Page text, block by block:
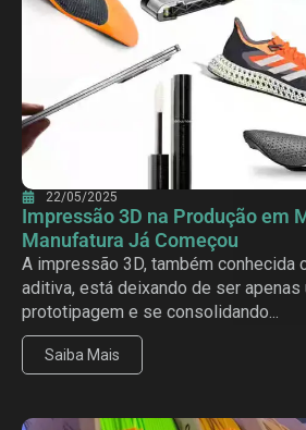
22/05/2025
Impressão 3D na Produção em
Manufatura Já Começou
A impressão 3D, também conhecida
aditiva, está deixando de ser apenas
prototipagem e se consolidando...
Saiba Mais